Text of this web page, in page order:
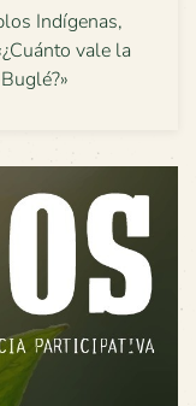
Indígenas,
vale la